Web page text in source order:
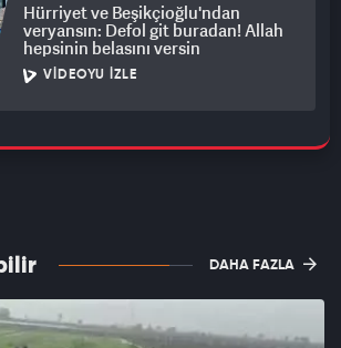
Hürriyet ve Beşikçioğlu'ndan
veryansın: Defol git buradan! Allah
hepsinin belasını versin
VIDEOYU İZLE
DAHA FAZLA